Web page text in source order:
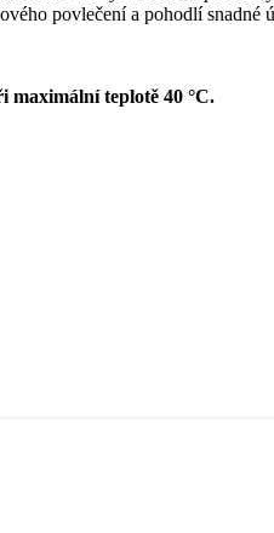
povlečení a pohodlí
maximální teplotě 40 °C.